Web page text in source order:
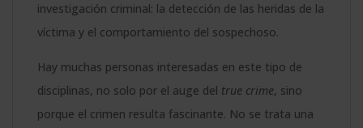
investigación criminal: la detección de las heridas de la
víctima y el comportamiento del sospechoso.
Hay muchas personas interesadas en este tipo de
disciplinas, no solo por el auge del true crime, sino
porque el crimen resulta fascinante. No se trata una